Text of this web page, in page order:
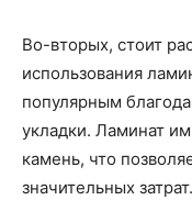
Во-вторых, стоит
использования
популярным
укладки. Ламинат
камень, что
значительных